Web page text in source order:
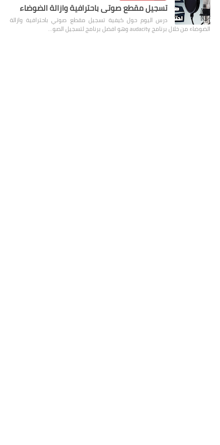
تسجيل مقطع صوتي باحترافية وازالة الضوضاء
درس اليوم حول كيفية تسجيل مقطع صوتي باحترافية وازالة
الضوضاء من خلال برنامج audacity وهو افضل برنامج لتسجيل الصو…